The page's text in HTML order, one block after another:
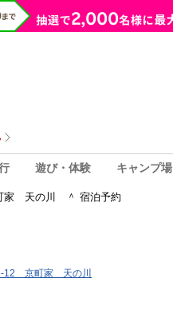
遊び・体験 キャンプ場
家 天の川 ＾ 宿泊予約
12 京町家 天の川